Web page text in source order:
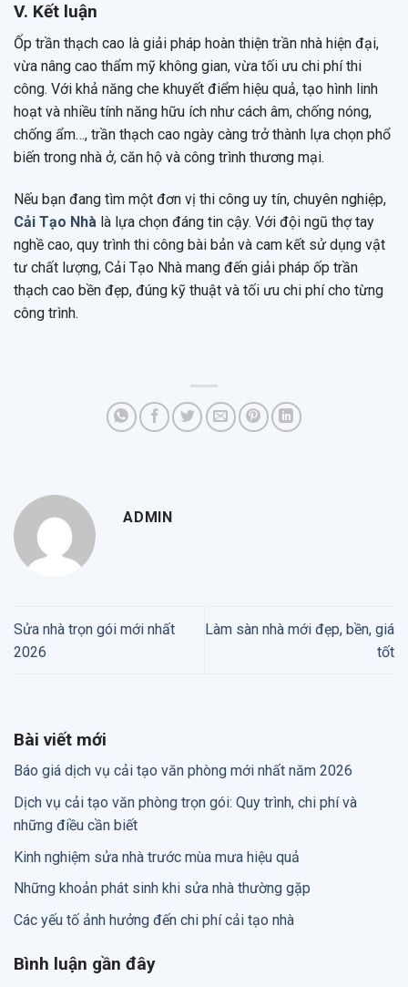
V. Kết luận
Ốp trần thạch cao là giải pháp hoàn thiện trần nhà hiện đại,
vừa nâng cao thẩm mỹ không gian, vừa tối ưu chi phí thi
công. Với khả năng che khuyết điểm hiệu quả, tạo hình linh
hoạt và nhiều tính năng hữu ích như cách âm, chống nóng,
chống ẩm…, trần thạch cao ngày càng trở thành lựa chọn phổ
biến trong nhà ở, căn hộ và công trình thương mại.
Nếu bạn đang tìm một đơn vị thi công uy tín, chuyên nghiệp,
Cải Tạo Nhà là lựa chọn đáng tin cậy. Với đội ngũ thợ tay
nghề cao, quy trình thi công bài bản và cam kết sử dụng vật
tư chất lượng, Cải Tạo Nhà mang đến giải pháp ốp trần
thạch cao bền đẹp, đúng kỹ thuật và tối ưu chi phí cho từng
công trình.
ADMIN
Sửa nhà trọn gói mới nhất
2026
Làm sàn nhà mới đẹp, bền, giá
tốt
Bài viết mới
Báo giá dịch vụ cải tạo văn phòng mới nhất năm 2026
Dịch vụ cải tạo văn phòng trọn gói: Quy trình, chi phí và
những điều cần biết
Kinh nghiệm sửa nhà trước mùa mưa hiệu quả
Những khoản phát sinh khi sửa nhà thường gặp
Các yếu tố ảnh hưởng đến chi phí cải tạo nhà
Bình luận gần đây